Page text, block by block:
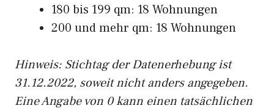
180 bis 199 qm: 18 Wohnungen
200 und mehr qm: 18 Wohnungen
Hinweis: Stichtag der Datenerhebung ist
31.12.2022, soweit nicht anders angegeben.
Eine Angabe von 0 kann einen tatsächlichen